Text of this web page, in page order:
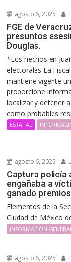
agosto 6, 2026
FGE de
presuntos
Douglas.
*Los hechos en
electorales La
mantiene vigente
proporcione
localizar y detener a
como probables
ESTATAL
agosto 6, 2026
Captura policía
engañaba a
ganado
Elementos de la
Ciudad de México
INFORMACIÓN
agosto 6, 2026